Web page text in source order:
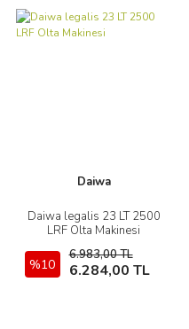
Daiwa
Daiwa legalis 23 LT 2500
LRF Olta Makinesi
%10
6.983,00 TL
6.284,00 TL
İncele
Sepete Ekle